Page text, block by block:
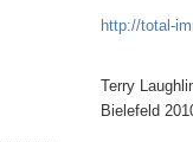
http://total-
Terry
Bielefeld